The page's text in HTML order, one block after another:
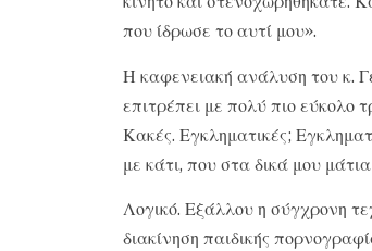
που ίδρωσε το αυτί μου».
Η καφενειακή ανάλυση του κ.
επιτρέπει με πολύ πιο εύκολο
Κακές. Εγκληματικές;
με κάτι, που στα δικά μου
Λογικό. Εξάλλου η σύγχρονη
διακίνηση παιδικής